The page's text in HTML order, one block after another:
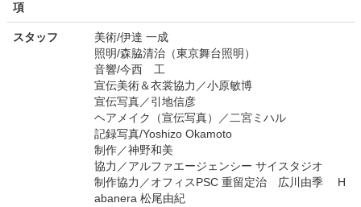
項
スタッフ
美術/伊達 一成
照明/森脇清治（東京舞台照明）
音響/今西 工
宣伝美術＆衣裳協力／小原敏博
宣伝写真／引地信彦
ヘアメイク（宣伝写真）／二宮ミハル
記録写真/Yoshizo Okamoto
制作／神野和美
協力／アルファエージェンシー サイスタジオ
制作協力／オフィスPSC 重留定治 広川由季 H
abanera 松尾由紀